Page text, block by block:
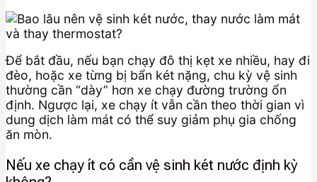
Để bắt đầu, nếu bạn chạy đô thị kẹt xe nhiều, hay đi
đèo, hoặc xe từng bị bẩn két nặng, chu kỳ vệ sinh
thường cần “dày” hơn xe chạy đường trường ổn
định. Ngược lại, xe chạy ít vẫn cần theo thời gian vì
dung dịch làm mát có thể suy giảm phụ gia chống
ăn mòn.
Nếu xe chạy ít có cần vệ sinh két nước định kỳ